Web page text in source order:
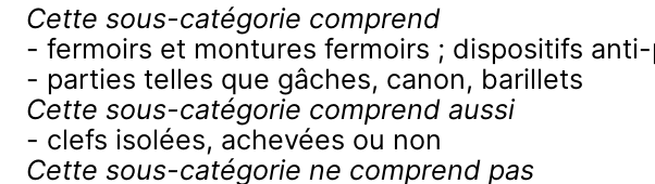
Cette sous-catégorie comprend
- fermoirs et montures fermoirs ; dispositifs
- parties telles que gâches, canon, barillets
Cette sous-catégorie comprend aussi
- clefs isolées, achevées ou non
Cette sous-catégorie ne comprend pas